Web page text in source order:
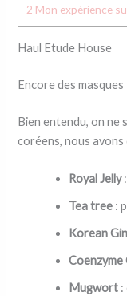
2 Mon expérience
Haul Etude House
Encore des masques
Bien entendu, on ne
coréens, nous avons
Royal Jelly
Tea tree :
Korean
Coenzyme
Mugwort :